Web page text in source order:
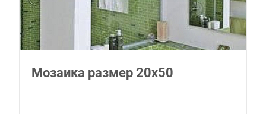
Мозаика размер 20х50